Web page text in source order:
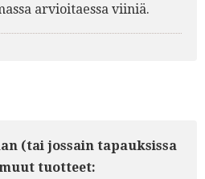
arvioitaessa viiniä.
(tai jossain tapauksissa
tuotteet: